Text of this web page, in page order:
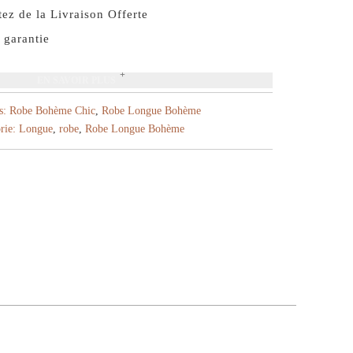
de la Livraison Offerte
Robe Bohème Chic, Robe Longue Bohème
Longue, robe, Robe Longue Bohème